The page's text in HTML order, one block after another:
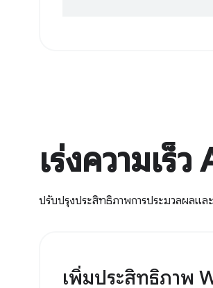
เร่งความเร็
ปรับปรุงประสิทธิภาพการประมวลผลแล
เพิ่มประสิทธิภาพ